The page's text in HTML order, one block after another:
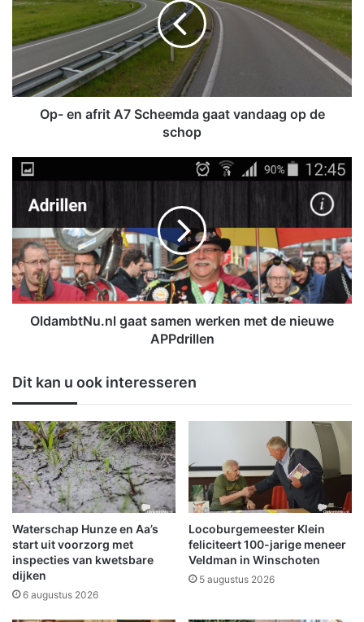
e
a
r
i
c
e
m
d
a
a
n
d
a
a
g
o
p
d
e
s
c
h
Op- en afrit A7 Scheemda gaat vandaag op de
schop
b
t
N
u
a
a
t
s
a
m
e
n
w
e
r
k
e
OldambtNu.nl gaat samen werken met de nieuwe
APPdrillen
Dit kan u ook interesseren
Waterschap Hunze en Aa’s
start uit voorzorg met
inspecties van kwetsbare
dijken
6 augustus 2026
Locoburgemeester Klein
feliciteert 100-jarige meneer
Veldman in Winschoten
5 augustus 2026